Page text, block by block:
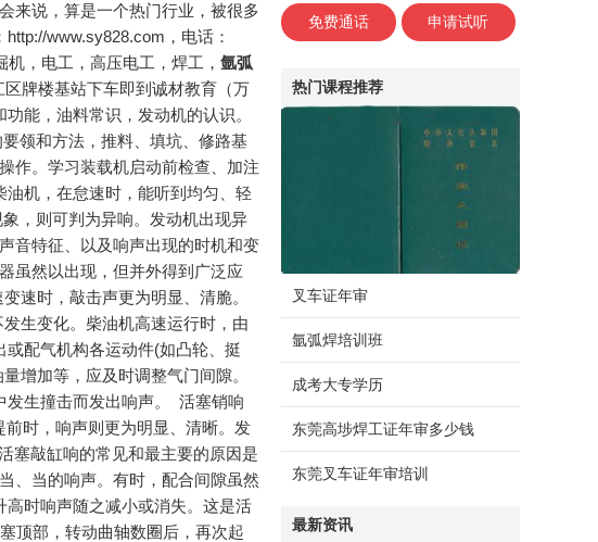
免费通话 申请试听
热门课程推荐
叉车证年审
氩弧焊培训班
成考大专学历
东莞高埗焊工证年审多少钱
东莞叉车证年审培训
最新资讯
来说，算是一个热门行业，被很多
www.sy828.com，电话：
，电工，高压电工，焊工， 氩弧
牌楼基站下车即到诚材教育（万
能，油料常识，发动机的认识。
领和方法，推料、填坑、修路基
作。学习装载机启动前检查、加注
机，在怠速时，能听到均匀、轻
，则可判为异响。发动机出现异
音特征、以及响声出现的时机和变
虽然以出现，但并外得到广泛应
速时，敲击声更为明显、清脆。
生变化。柴油机高速运行时，由
配气机构各运动件(如凸轮、挺
增加等，应及时调整气门间隙。
发生撞击而发出响声。 活塞销响
时，响声则更为明显、清晰。发
塞敲缸响的常见和最主要的原因是
、当的响声。有时，配合间隙虽然
时响声随之减小或消失。这是活
顶部，转动曲轴数圈后，再次起